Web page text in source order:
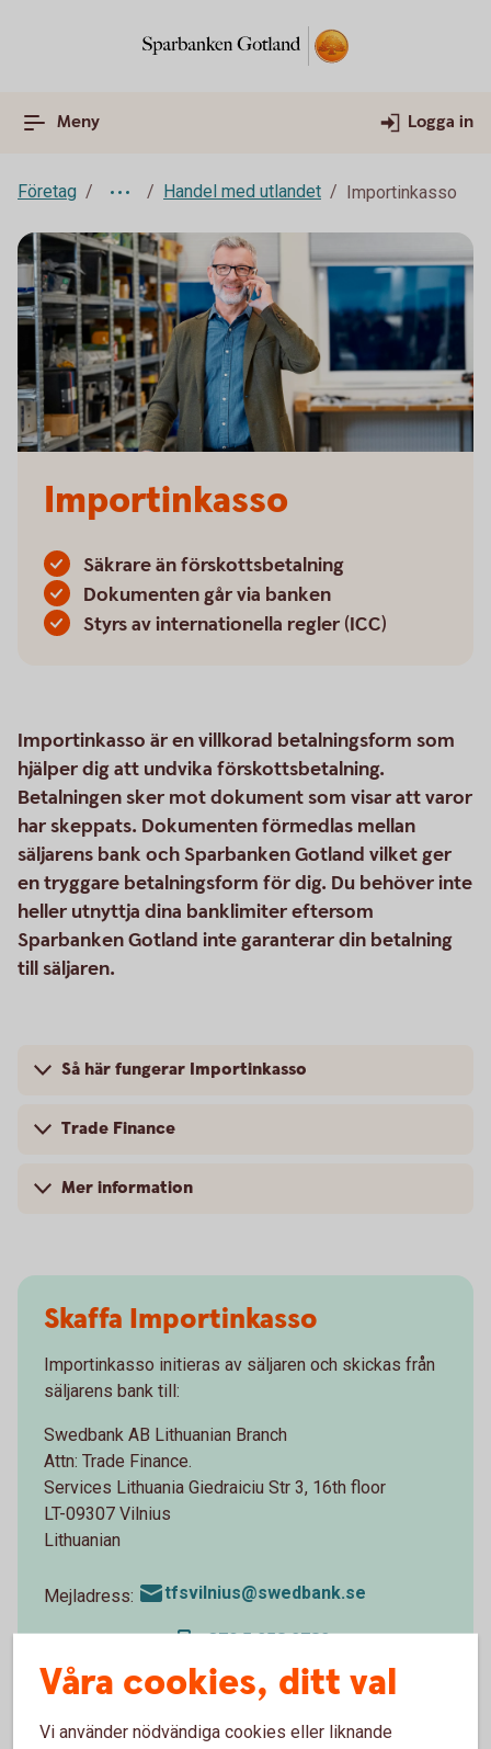
Meny Logga in
Företag Handel med utlandet Importinkasso
Importinkasso
Säkrare än förskottsbetalning
Dokumenten går via banken
Styrs av internationella regler (ICC)
Importinkasso är en villkorad betalningsform som
hjälper dig att undvika förskottsbetalning.
Betalningen sker mot dokument som visar att varor
har skeppats. Dokumenten förmedlas mellan
säljarens bank och Sparbanken Gotland vilket ger
en tryggare betalningsform för dig. Du behöver inte
heller utnyttja dina banklimiter eftersom
Sparbanken Gotland inte garanterar din betalning
till säljaren.
Så här fungerar Importinkasso
Trade Finance
Mer information
Skaffa Importinkasso
Importinkasso initieras av säljaren och skickas från
säljarens bank till:
Swedbank AB Lithuanian Branch
Attn: Trade Finance.
Services Lithuania Giedraiciu Str 3, 16th floor
LT-09307 Vilnius
Lithuanian
Mejladress: tfsvilnius@swedbank.se
+370 5 258 2782
Våra cookies, ditt val
Vi använder nödvändiga cookies eller liknande